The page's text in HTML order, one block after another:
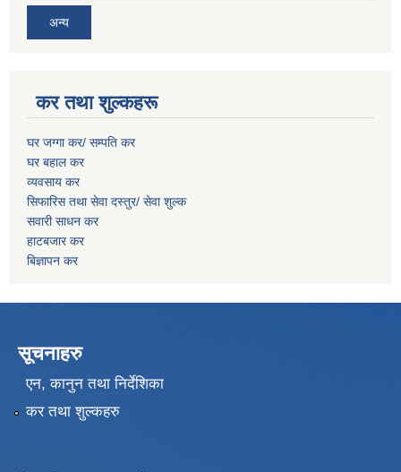
अन्य
कर तथा शुल्कहरू
घर जग्गा कर/ सम्पति कर
घर बहाल कर
व्यवसाय कर
सिफारिस तथा सेवा दस्तुर/ सेवा शुल्क
सवारी साधन कर
हाटबजार कर
बिज्ञापन कर
सूचनाहरु
एन, कानुन तथा निर्देशिका
कर तथा शुल्कहरु